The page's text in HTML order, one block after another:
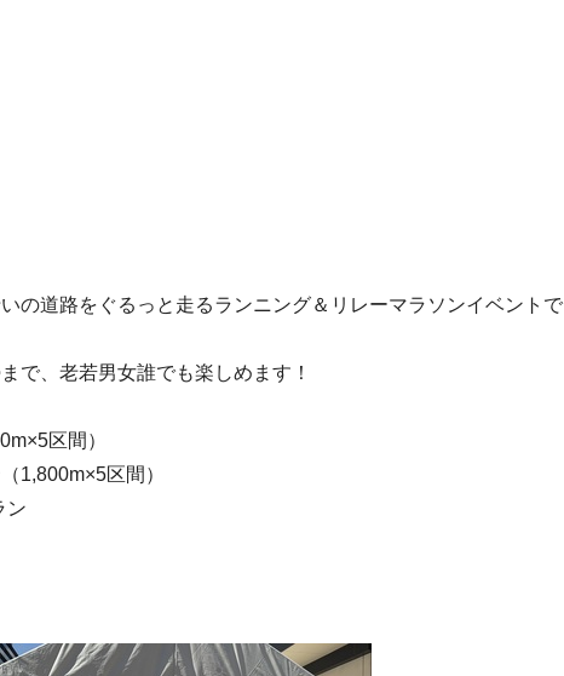
の道路をぐるっと走るランニング＆リレーマラソンイベントで
で、老若男女誰でも楽しめます！
区間）
1,800m×5区間）
ン